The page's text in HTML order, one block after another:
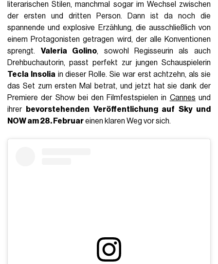
literarischen Stilen, manchmal sogar im Wechsel zwischen
der ersten und dritten Person. Dann ist da noch die
spannende und explosive Erzählung, die ausschließlich von
einem Protagonisten getragen wird, der alle Konventionen
sprengt. Valeria Golino, sowohl Regisseurin als auch
Drehbuchautorin, passt perfekt zur jungen Schauspielerin
Tecla Insoliain dieser Rolle. Sie war erst achtzehn, als sie
das Set zum ersten Mal betrat, und jetzt hat sie dank der
Premiere der Show bei den Filmfestspielen in Cannes und
ihrer
bevorstehenden Veröffentlichung auf Sky und
NOW am 28. Februareinen klaren Weg vor sich.